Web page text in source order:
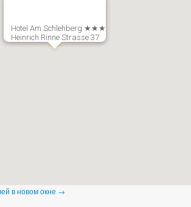
Hotel Am Schlehberg ★★★
Heinrich Rinne Strasse 37
в новом окне →